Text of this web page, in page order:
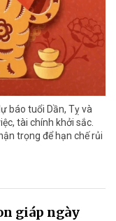
báo tuổi Dần, Tỵ và
tài chính khởi sắc.
trọng để hạn chế rủi
giáp ngày